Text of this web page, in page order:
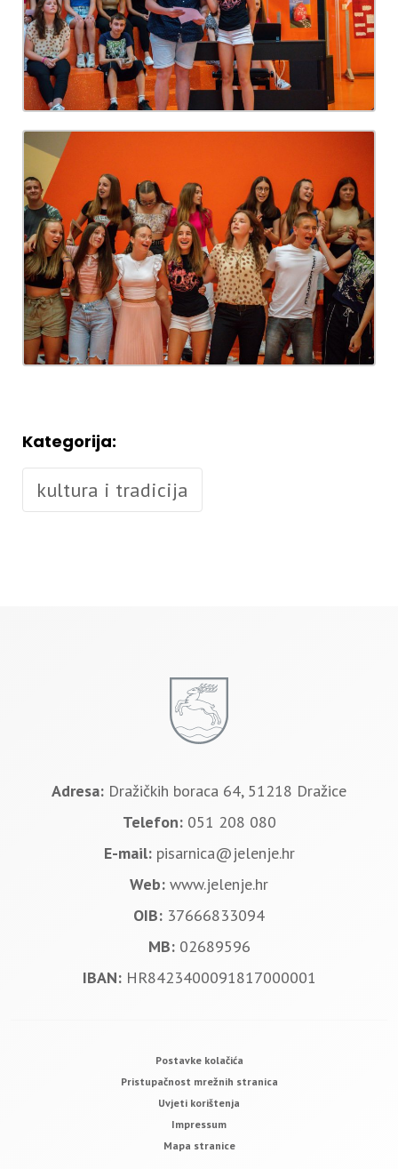
Kategorija:
kultura i tradicija
Adresa: Dražičkih boraca 64, 51218 Dražice
Telefon: 051 208 080
E-mail: pisarnica@jelenje.hr
Web: www.jelenje.hr
OIB: 37666833094
MB: 02689596
IBAN: HR8423400091817000001
Postavke kolačića
Pristupačnost mrežnih stranica
Uvjeti korištenja
Impressum
Mapa stranice